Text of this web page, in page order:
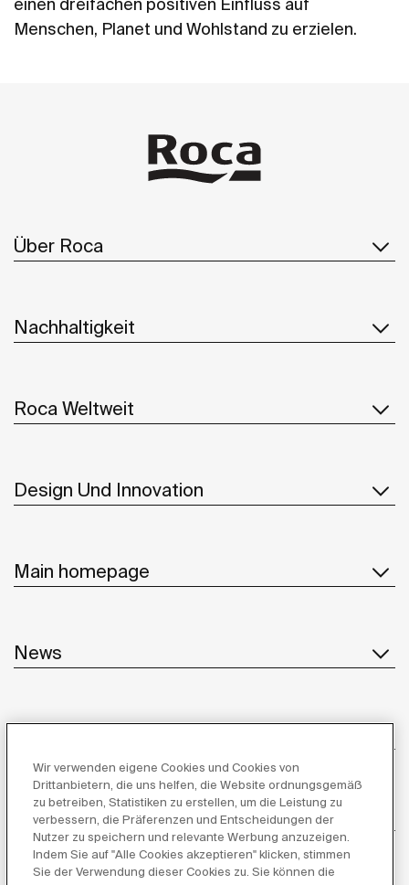
einen dreifachen positiven Einfluss auf
Menschen, Planet und Wohlstand zu erzielen.
Über Roca
Nachhaltigkeit
Roca Weltweit
Design Und Innovation
Main homepage
News
Lieferanten
Folgen Sie uns
Wir verwenden eigene Cookies und Cookies von
Drittanbietern, die uns helfen, die Website ordnungsgemäß
zu betreiben, Statistiken zu erstellen, um die Leistung zu
verbessern, die Präferenzen und Entscheidungen der
Nutzer zu speichern und relevante Werbung anzuzeigen.
Indem Sie auf "Alle Cookies akzeptieren" klicken, stimmen
Sie der Verwendung dieser Cookies zu. Sie können die